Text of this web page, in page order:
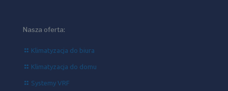
Nasza oferta:
Klimatyzacja do biura
Klimatyzacja do domu
Systemy VRF